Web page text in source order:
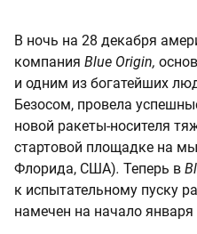
В ночь на 28 декабря
компания Blue Origin,
и одним из богатейших
Безосом, провела
новой ракеты-носителя
стартовой площадке на
Флорида, США). Теперь в
к испытательному пуску
намечен на начало января